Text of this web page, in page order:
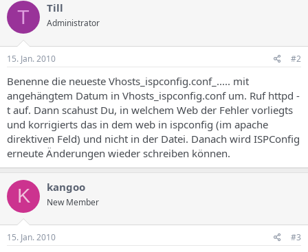
T Till
Administrator
15. Jan. 2010 #2
Benenne die neueste Vhosts_ispconfig.conf_..... mit
angehängtem Datum in Vhosts_ispconfig.conf um. Ruf httpd -
t auf. Dann scahust Du, in welchem Web der Fehler vorliegts
und korrigierts das in dem web in ispconfig (im apache
direktiven Feld) und nicht in der Datei. Danach wird ISPConfig
erneute Änderungen wieder schreiben können.
K kangoo
New Member
15. Jan. 2010 #3